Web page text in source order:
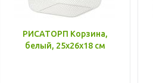
РИСАТОРП Корзина,
белый, 25x26x18 см